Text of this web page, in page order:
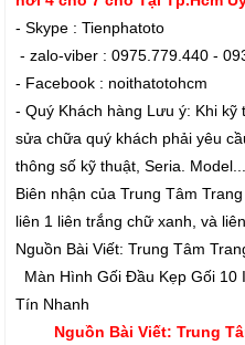
- Skype : Tienphatoto
- zalo-viber : 0975.779.440 -
- Facebook : noithatotohcm
- Quý Khách hàng Lưu ý: Khi
sửa chữa quý khách phải yêu
thông số kỹ thuật, Seria.
Biên nhận của Trung Tâm
liên 1 liên trắng chữ xanh, và
Nguồn Bài Viết: Trung Tâm
Màn Hình Gối Đầu Kẹp Gối 10
Tín Nhanh
Nguồn Bài Viết: Trung